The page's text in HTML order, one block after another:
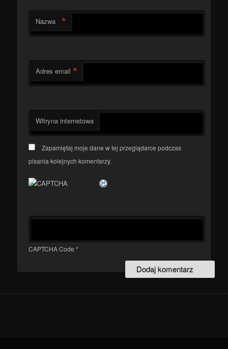
Nazwa *
Adres email *
Witryna internetowa
Zapamiętaj moje dane w tej przeglądarce podczas
pisania kolejnych komentarzy.
CAPTCHA Code *